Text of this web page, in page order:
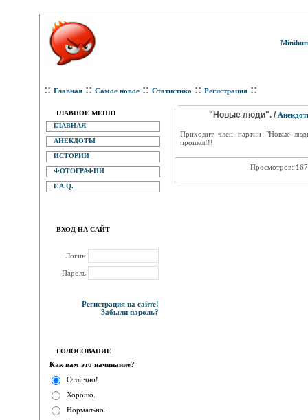
:: Главная :: Самое новое :: Статистика :: Регистрация ::
ГЛАВНОЕ МЕНЮ
ГЛАВНАЯ
АНЕКДОТЫ
ИСТОРИИ
ФОТОГРАФИИ
F.A.Q.
ВХОД НА САЙТ
Логин
Пароль
Регистрация на сайте!
Забыли пароль?
ГОЛОСОВАНИЕ
Как вам это начинание?
Отлично!
Хорошо.
Нормально.
"Новые люди". /
Приходит член партии "Новые
прошел!!!
Просмотров: